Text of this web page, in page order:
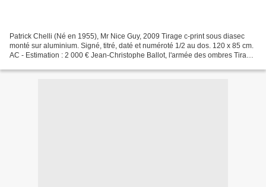
Patrick Chelli (Né en 1955), Mr Nice Guy, 2009 Tirage c-print sous diasec
monté sur aluminium. Signé, titré, daté et numéroté 1/2 au dos. 120 x 85 cm.
AC - Estimation : 2 000 € Jean-Christophe Ballot, l'armée des ombres Tirage